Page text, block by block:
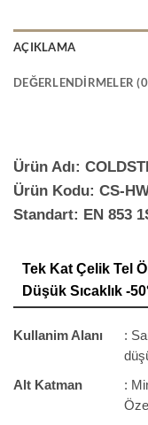
AÇIKLAMA
DEĞERLENDIRMELER
Ürün Adı:
Ürün Kodu: CS-
Standart: EN 853
Tek Kat Çelik Tel
Düşük Sıcaklık -
Kullanim Alanı
:
Alt Katman
: